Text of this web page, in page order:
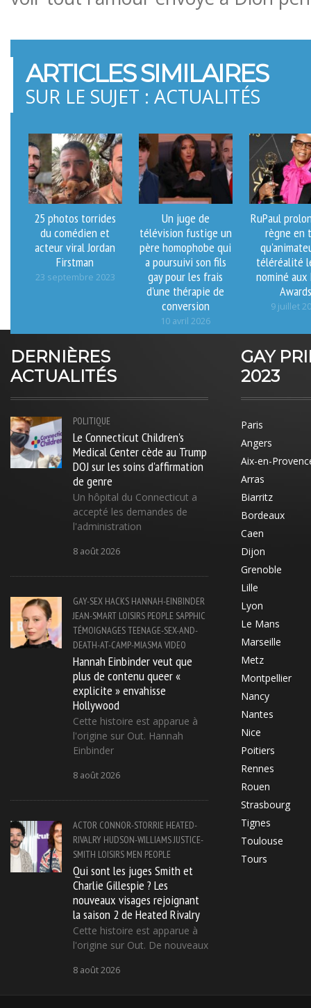
ARTICLES SIMILAIRES
SUR LE SUJET : ACTUALITÉS
25 photos torrides
du comédien et
acteur viral Jordan
Firstman
23 septembre 2023
Un juge de
télévision fustige un
père homophobe qui
a poursuivi son fils
gay pour les frais
d'une thérapie de
conversion
10 avril 2026
RuPaul
règne en
téléréalité
nominé aux
9 juillet
DERNIÈRES
ACTUALITÉS
POLITIQUE
Le Connecticut Children's
Medical Center cède au Trump
DOJ sur les soins d'affirmation
de genre
Un hôpital du Connecticut a
accepté les demandes de
l'administration
8 août 2026
GAY-SEX HACKS HANNAH-EINBINDER
JEAN-SMART LOISIRS PEOPLE SAPPHIC
TÉMOIGNAGESTEENAGE-SEX-AND-
DEATH-AT-CAMP-MIASMAVIDEO
Hannah Einbinder veut que
plus de contenu queer «
explicite » envahisse
Hollywood
Cette histoire est apparue à
l'origine sur Out. Hannah
Einbinder
8 août 2026
ACTOR CONNOR-STORRIE HEATED-
RIVALRY HUDSON-WILLIAMSJUSTICE-
SMITH LOISIRS MEN PEOPLE
Qui sont les juges Smith et
Charlie Gillespie ? Les
nouveaux visages rejoignant
la saison 2 de Heated Rivalry
Cette histoire est apparue à
l'origine sur Out. De nouveaux
8 août 2026
GAY
2023
Paris
Angers
Aix-en-
Arras
Biarritz
Bordeaux
Caen
Dijon
Grenoble
Lille
Lyon
Le Mans
Marseille
Metz
Montpellier
Nancy
Nantes
Nice
Poitiers
Rennes
Rouen
Strasbourg
Tignes
Toulouse
Tours